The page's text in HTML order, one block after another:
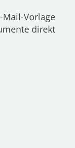
Mail-Vorlage
direkt